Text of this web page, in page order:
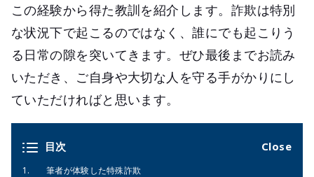
この経験から得た教訓を紹介します。詐欺は特別
な状況下で起こるのではなく、誰にでも起こりう
る日常の隙を突いてきます。ぜひ最後までお読み
いただき、ご自身や大切な人を守る手がかりにし
ていただければと思います。
目次
筆者が体験した特殊詐欺